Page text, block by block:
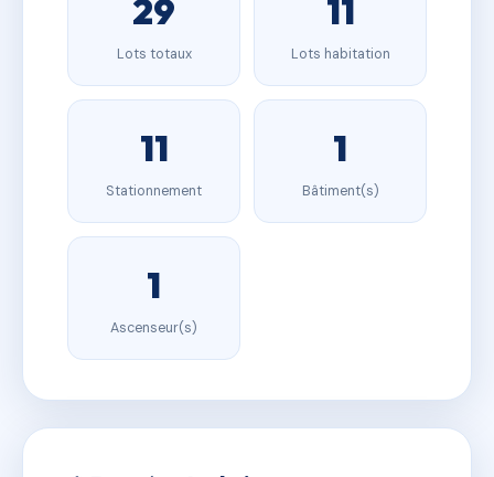
29
Lots totaux
11
Lots habitation
11
Stationnement
1
Bâtiment(s)
1
Ascenseur(s)